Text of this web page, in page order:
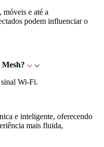
móveis e até a
podem influenciar o
Wi-Fi.
e inteligente, oferecendo
mais fluida,